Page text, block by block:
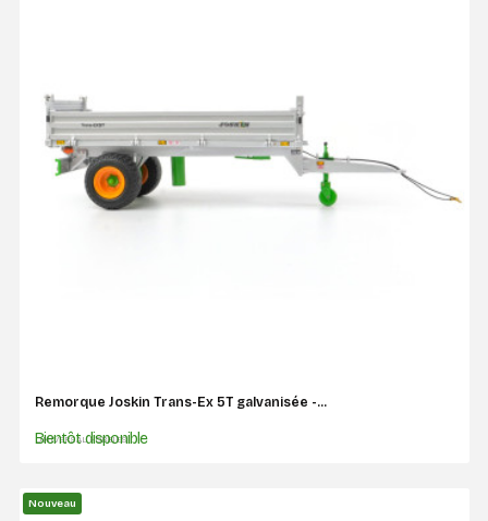
Remorque Joskin Trans-Ex 5T galvanisée -...
UNIVERSAL HOBBIES
Bientôt disponible
Nouveau